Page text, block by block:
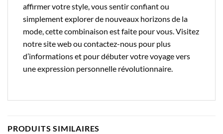
affirmer votre style, vous sentir confiant ou
simplement explorer de nouveaux horizons de la
mode, cette combinaison est faite pour vous. Visitez
notre site web ou contactez-nous pour plus
d’informations et pour débuter votre voyage vers
une expression personnelle révolutionnaire.
PRODUITS SIMILAIRES